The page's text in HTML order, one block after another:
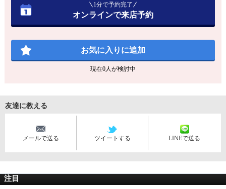
1分で予約完了
オンラインで来店予約
お気に入りに追加
現在0人が検討中
友達に教える
メールで送る ツイートする LINEで送る
注目